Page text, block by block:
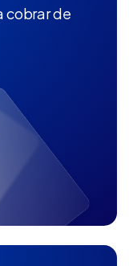
cobrar de